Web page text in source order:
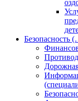
Безопасность